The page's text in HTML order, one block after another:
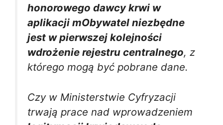
honorowego dawcy krwi w
aplikacji mObywatel niezbędne
jest w pierwszej kolejności
wdrożenie rejestru centralnego, z
którego mogą być pobrane dane.
Czy w Ministerstwie Cyfryzacji
trwają prace nad wprowadzeniem